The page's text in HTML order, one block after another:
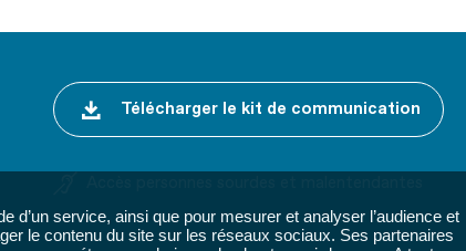
service, ainsi que pour mesurer et analyser l’audience et
le contenu du site sur les réseaux sociaux. Ses partenaires
Télécharger le kit de communication